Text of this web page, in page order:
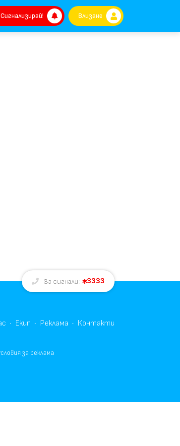
Сигнализирай! Влизане
За сигнали: 3333
Екип Реклама Контакти
за реклама